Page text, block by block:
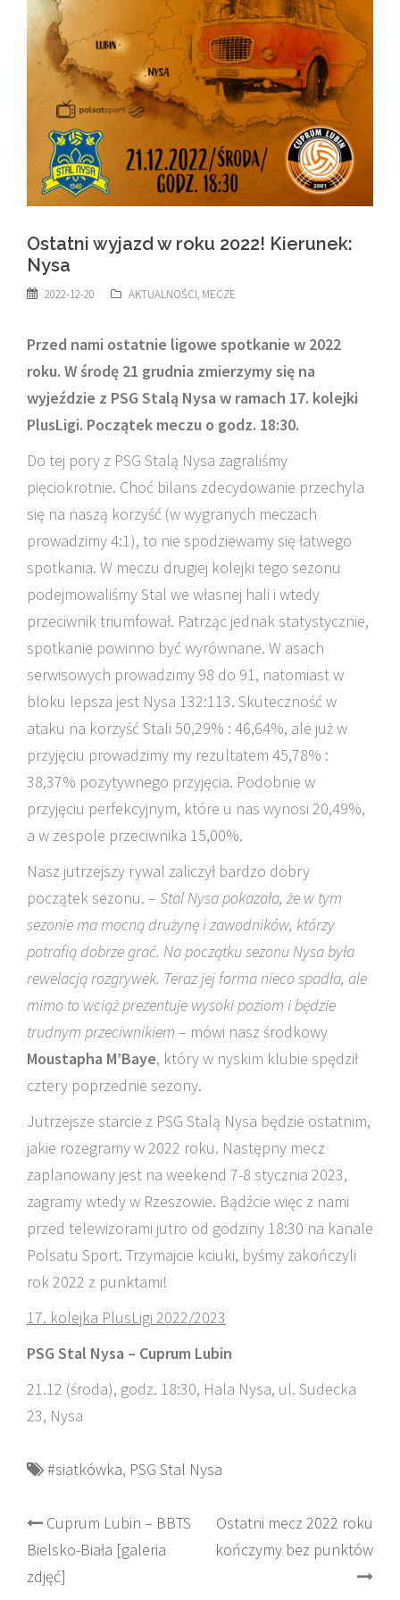
Ostatni wyjazd w roku 2022! Kierunek:
Nysa
2022-12-20 AKTUALNOŚCI, MECZE
Przed nami ostatnie ligowe spotkanie w 2022
roku. W środę 21 grudnia zmierzymy się na
wyjeździe z PSG Stalą Nysa w ramach 17. kolejki
PlusLigi. Początek meczu o godz. 18:30.
Do tej pory z PSG Stalą Nysa zagraliśmy
pięciokrotnie. Choć bilans zdecydowanie przechyla
się na naszą korzyść (w wygranych meczach
prowadzimy 4:1), to nie spodziewamy się łatwego
spotkania. W meczu drugiej kolejki tego sezonu
podejmowaliśmy Stal we własnej hali i wtedy
przeciwnik triumfował. Patrząc jednak statystycznie,
spotkanie powinno być wyrównane. W asach
serwisowych prowadzimy 98 do 91, natomiast w
bloku lepsza jest Nysa 132:113. Skuteczność w
ataku na korzyść Stali 50,29% : 46,64%, ale już w
przyjęciu prowadzimy my rezultatem 45,78% :
38,37% pozytywnego przyjęcia. Podobnie w
przyjęciu perfekcyjnym, które u nas wynosi 20,49%,
a w zespole przeciwnika 15,00%.
Nasz jutrzejszy rywal zaliczył bardzo dobry
początek sezonu. – Stal Nysa pokazała, że w tym
sezonie ma mocną drużynę i zawodników, którzy
potrafią dobrze grać. Na początku sezonu Nysa była
rewelacją rozgrywek. Teraz jej forma nieco spadła, ale
mimo to wciąż prezentuje wysoki poziom i będzie
trudnym przeciwnikiem – mówi nasz środkowy
Moustapha M’Baye, który w nyskim klubie spędził
cztery poprzednie sezony.
Jutrzejsze starcie z PSG Stalą Nysa będzie ostatnim,
jakie rozegramy w 2022 roku. Następny mecz
zaplanowany jest na weekend 7-8 stycznia 2023,
zagramy wtedy w Rzeszowie. Bądźcie więc z nami
przed telewizorami jutro od godziny 18:30 na kanale
Polsatu Sport. Trzymajcie kciuki, byśmy zakończyli
rok 2022 z punktami!
17. kolejka PlusLigi 2022/2023
PSG Stal Nysa – Cuprum Lubin
21.12 (środa), godz. 18:30, Hala Nysa, ul. Sudecka
23, Nysa
#siatkówka, PSG Stal Nysa
Post
navigation
Cuprum Lubin – BBTS
Bielsko-Biała [galeria
zdjęć]
Ostatni mecz 2022 roku
kończymy bez punktów